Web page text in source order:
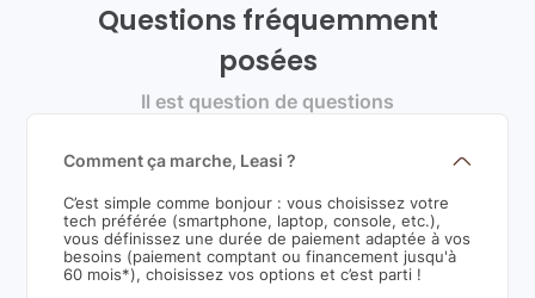
Questions fréquemment
posées
Il est question de questions
Comment ça marche, Leasi ?
C’est simple comme bonjour : vous choisissez votre
tech préférée (smartphone, laptop, console, etc.),
vous définissez une durée de paiement adaptée à vos
besoins (paiement comptant ou financement jusqu'à
60 mois*), choisissez vos options et c’est parti !